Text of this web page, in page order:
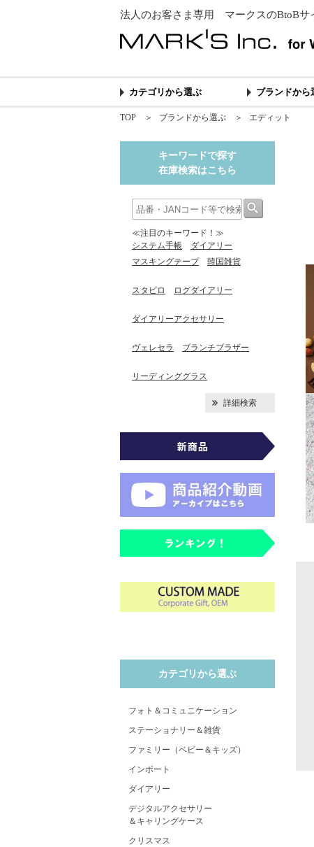
法人のお客さま専用 マークスのBtoBサ
カテゴリから選ぶ ブランドから
TOP ＞ ブランドから選ぶ ＞ エディット
キーワードで探す
在庫検索はこちら
≪注目のキーワード！≫
システム手帳
ダイアリー
マスキングテープ
韓国雑貨
スタビロ ログダイアリー
ダイアリーアクセサリー
ヴェレセラ ブランチブラザー
リーディンググラス
詳細検索
カテゴリから選ぶ
フォト＆コミュニケーション
ステーショナリー＆雑貨
ファミリー（ベビー＆キッズ）
インポート
ダイアリー
デジタルアクセサリー
＆キャリングケース
クリスマス